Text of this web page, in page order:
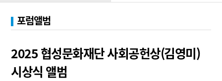
포럼앨범
2025 협성문화재단 사회공헌상(김영미)
시상식 앨범